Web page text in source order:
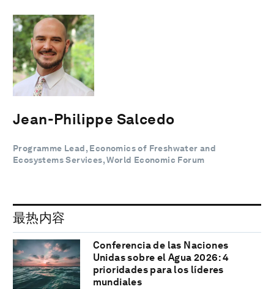
Jean-Philippe Salcedo
Programme Lead, Economics of Freshwater and
Ecosystems Services, World Economic Forum
最热内容
Conferencia de las Naciones
Unidas sobre el Agua 2026: 4
prioridades para los líderes
mundiales